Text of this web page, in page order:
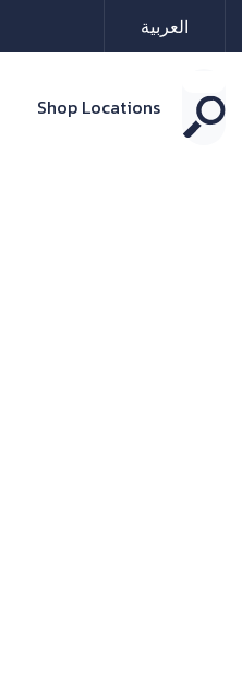
العربية
Shop Locations